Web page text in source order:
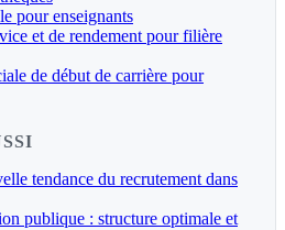
pour enseignants
et de rendement pour filière
de début de carrière pour
tendance du recrutement dans
publique : structure optimale et